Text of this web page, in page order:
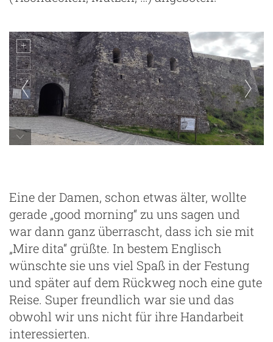
Eine der Damen, schon etwas älter, wollte
gerade „good morning“ zu uns sagen und
war dann ganz überrascht, dass ich sie mit
„Mire dita“ grüßte. In bestem Englisch
wünschte sie uns viel Spaß in der Festung
und später auf dem Rückweg noch eine gute
Reise. Super freundlich war sie und das
obwohl wir uns nicht für ihre Handarbeit
interessierten.